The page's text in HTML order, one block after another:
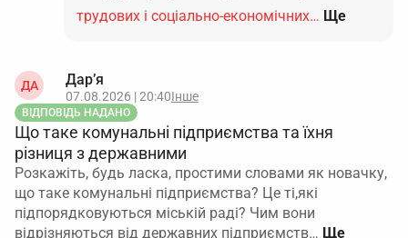
трудових і соціально-економічних… Ще
ДА Дар’я
07.08.2026 | 20:40Інше
ВІДПОВІДЬ НАДАНО
Що таке комунальні підприємства та їхня
різниця з державними
Розкажіть, будь ласка, простими словами як новачку,
що таке комунальні підприємства? Це ті,які
підпорядковуються міській раді? Чим вони
відрізняються від державних підприємств…